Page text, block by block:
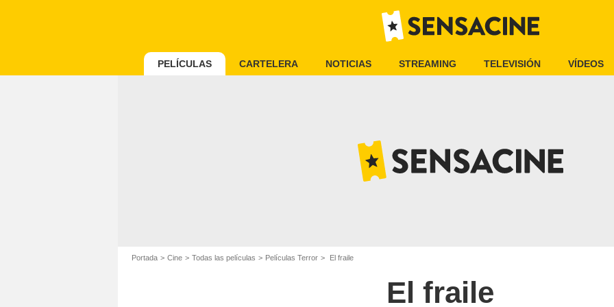
PELÍCULAS CARTELERA NOTICIAS STREAMING TELEVISIÓN VÍDEOS
Portada Cine Todas las películas Películas Terror El fraile
El fraile